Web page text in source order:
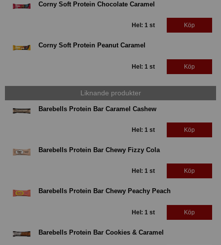
Corny Soft Protein Chocolate Caramel
Hel: 1 st Köp
Corny Soft Protein Peanut Caramel
Hel: 1 st Köp
Liknande produkter
Barebells Protein Bar Caramel Cashew
Hel: 1 st Köp
Barebells Protein Bar Chewy Fizzy Cola
Hel: 1 st Köp
Barebells Protein Bar Chewy Peachy Peach
Hel: 1 st Köp
Barebells Protein Bar Cookies & Caramel